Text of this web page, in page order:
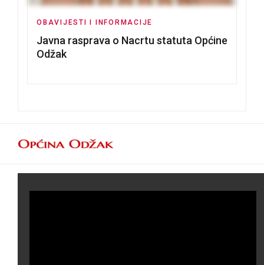
OBAVIJESTI I INFORMACIJE
Javna rasprava o Nacrtu statuta Općine
Odžak